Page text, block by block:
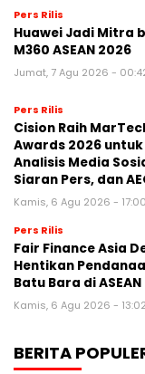
Pers Rilis
Huawei Jadi Mitra
M360 ASEAN 2026
Jumat, 7 Agu 2026 -
Pers Rilis
Cision Raih
Awards 2026
Analisis Media
Siaran Pers, dan
Kamis, 6 Agu 2026 -
Pers Rilis
Fair Finance Asia
Hentikan
Batu Bara di ASEAN
Kamis, 6 Agu 2026 -
BERITA